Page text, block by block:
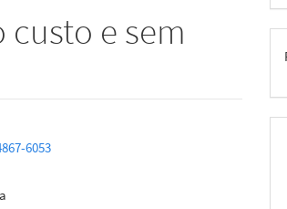
custo e sem
6053